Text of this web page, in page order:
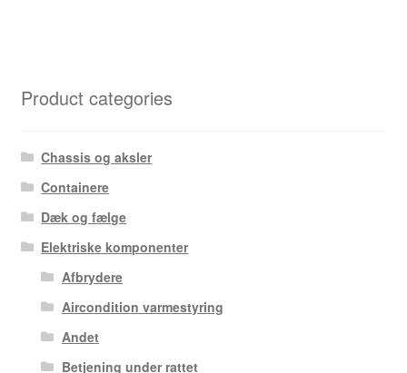
Product categories
Chassis og aksler
Containere
Dæk og fælge
Elektriske komponenter
Afbrydere
Aircondition varmestyring
Andet
Betjening under rattet